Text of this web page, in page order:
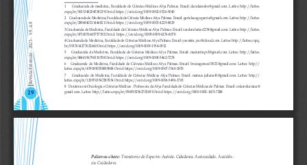
Revista Extensão - 2025 -  v.9, n.8
29
1      Graduanda de medicina, Faculdade de Ciências Médicas Afya Palmas. Email: dandamelos@gmail.com. Lattes: http://lattes.
cnpq.br/5631348204538219 Orcid: https://orcid.org/0009-0002-0326-9040
2     Graduanda de Medicina, Faculdade de Ciência Médicas Afya Palmas. Email: garielazagogarcia@gmail.com. Lattes: http://lattes.
cnpq.br/2896840211446821 Orcid: https://orcid.org/0009-0003-4229-8829
3 Graduanda de Medicina, Faculdade de Ciências Médicas Afya Palmas. Email: izadorafarias1234@gmail.com. Lattes: http://lattes.
cnpq.br/4710051645757192 Orcid:  https://orcid.org/0009-0009-6276-8078
4 Graduanda de Medicina, Faculdade de Ciências Médicas Afya Palmas. Email: yasmim_mc@icloud.com. Lattes: http://lattes.cnpq.
br/3937614277632640 Orcid: https://orcid.org/0009-0009-1914-0912
5     Graduanda de Medicina, Faculdade de Ciências Médicas Afya Palmas. Email: mariaritapvl@gmail.com. Lattes: http://lattes.
cnpq.br/4846196796510358 Orcid: https://orcid.org/0009-0008-5462-7278
6        Graduanda  de  Medicina,  Faculdade  de  Ciências  Médicas  Afya  Palmas.  Email:  brunagomes15021@gmail.com.  Lattes:  http://
lattes.cnpq.br/4591890558839888 Orcid: https://orcid.org/0009-0007-7060-1855
7          Graduando  de  Medicina,  Faculdade  de  Ciências  Médicas  Afya  Palmas.  Email:  mateus.juliana41@gmail.com.  Lattes:  http://
lattes.cnpq.br/1209763547287834 Orcid: https://orcid.org/0009-0006-5496-1765
8    Doutora em Oncologia e Ciências Médicas . Professora da Afya Faculdade de Ciências Médicas de Palmas. Email: colaresluciana@
gmail.com. Lattes: http://lattes.cnpq.br/0969152962702691 Orcid: https://orcid.org/0000-0002-1635-7288
Palavras-chave: Transtorno do Espectro Autista. Cidadania. Autocuidado. Assistên
cia. Cuidadores.